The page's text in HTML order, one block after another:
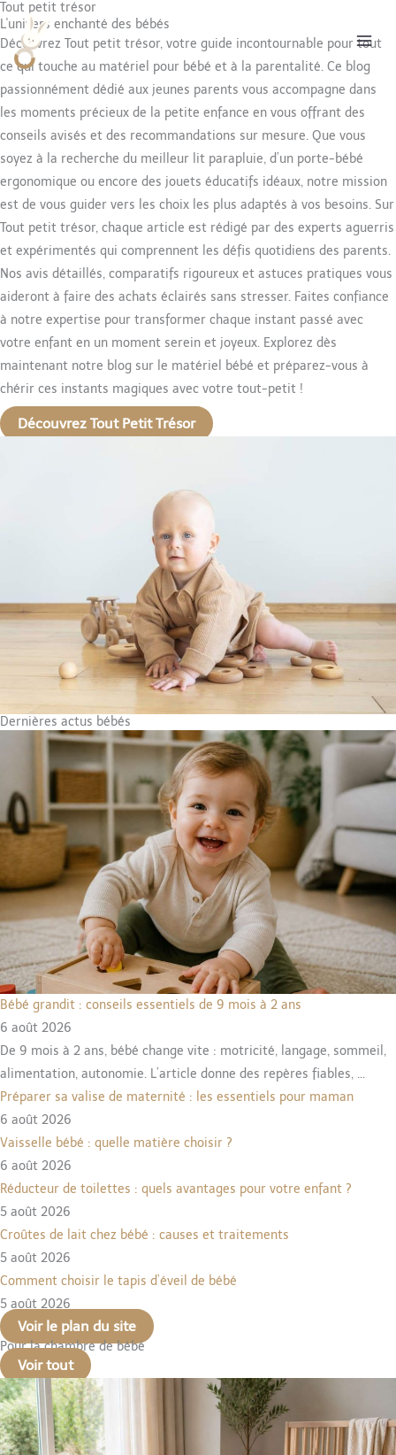
Aller
au
contenu
Tout petit trésor
L'univers enchanté des bébés
Découvrez Tout petit trésor, votre guide incontournable pour tout
ce qui touche au matériel pour bébé et à la parentalité. Ce blog
passionnément dédié aux jeunes parents vous accompagne dans
les moments précieux de la petite enfance en vous offrant des
conseils avisés et des recommandations sur mesure. Que vous
soyez à la recherche du meilleur lit parapluie, d’un porte-bébé
ergonomique ou encore des jouets éducatifs idéaux, notre mission
est de vous guider vers les choix les plus adaptés à vos besoins. Sur
Tout petit trésor, chaque article est rédigé par des experts aguerris
et expérimentés qui comprennent les défis quotidiens des parents.
Nos avis détaillés, comparatifs rigoureux et astuces pratiques vous
aideront à faire des achats éclairés sans stresser. Faites confiance
à notre expertise pour transformer chaque instant passé avec
votre enfant en un moment serein et joyeux. Explorez dès
maintenant notre blog sur le matériel bébé et préparez-vous à
chérir ces instants magiques avec votre tout-petit !
Découvrez Tout Petit Trésor
Dernières actus bébés
Bébé grandit : conseils essentiels de 9 mois à 2 ans
6 août 2026
De 9 mois à 2 ans, bébé change vite : motricité, langage, sommeil,
alimentation, autonomie. L’article donne des repères fiables, ...
Préparer sa valise de maternité : les essentiels pour maman
6 août 2026
Vaisselle bébé : quelle matière choisir ?
6 août 2026
Réducteur de toilettes : quels avantages pour votre enfant ?
5 août 2026
Croûtes de lait chez bébé : causes et traitements
5 août 2026
Comment choisir le tapis d’éveil de bébé
5 août 2026
Voir le plan du site
Pour la chambre de bébé
Voir tout